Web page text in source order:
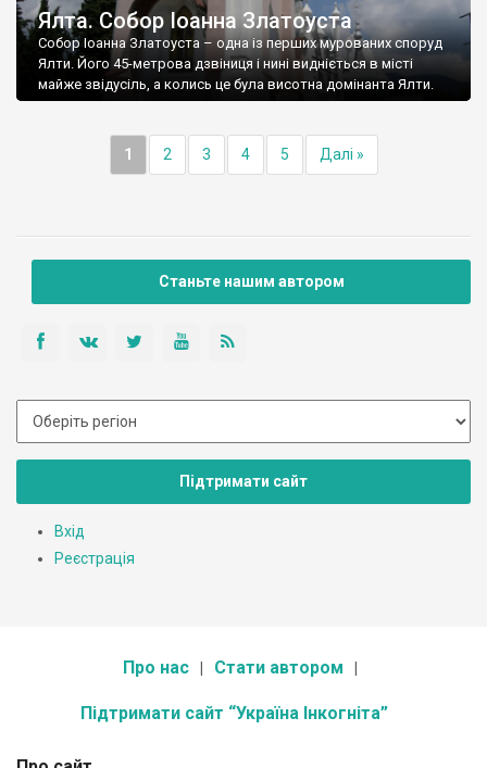
Ялта. Собор Іоанна Златоуста
Собор Іоанна Златоуста – одна із перших мурованих споруд
Ялти. Його 45-метрова дзвіниця і нині видніється в місті
майже звідусіль, а колись це була висотна домінанта Ялти.
1 2 3 4 5 Далі »
Станьте нашим автором
Підтримати сайт
Вхід
Реєстрація
Про нас Стати автором
Підтримати сайт “Україна Інкогніта”